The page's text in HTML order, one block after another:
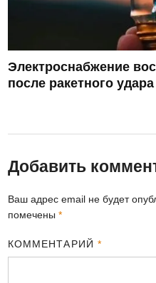
Электроснабжение
после ракетного
Добавить
Ваш адрес email не будет
помечены*
КОММЕНТАРИЙ *